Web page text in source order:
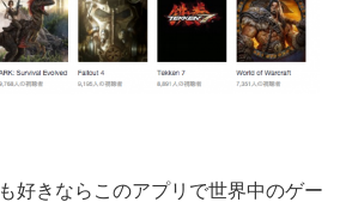
好きならこのアプリで世界中のゲー